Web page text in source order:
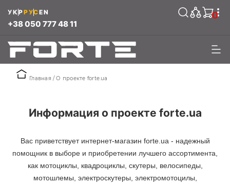
+38 050 777 48 11
УКРРУСEN 0
Главная О проекте forte.ua
Информация о проекте forte.ua
Вас приветствует интернет-магазин forte.ua - надежный
помощник в выборе и приобретении лучшего ассортимента,
как мотоциклы, квадроциклы, скутеры, велосипеды,
мотошлемы, электроскутеры, электромотоцилы,